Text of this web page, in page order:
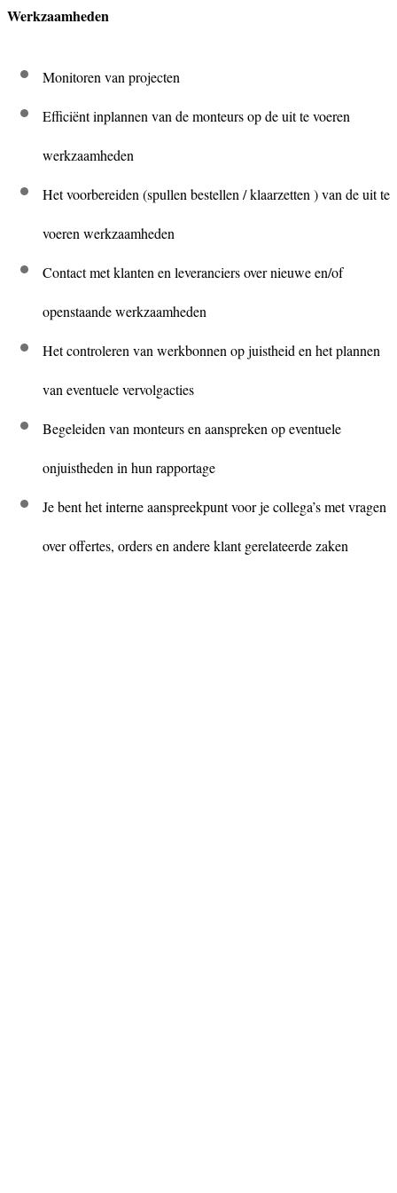
Werkzaamheden
Monitoren van projecten
Efficiënt inplannen van de monteurs op de uit te voeren
werkzaamheden
Het voorbereiden (spullen bestellen / klaarzetten ) van de uit te
voeren werkzaamheden
Contact met klanten en leveranciers over nieuwe en/of
openstaande werkzaamheden
Het controleren van werkbonnen op juistheid en het plannen
van eventuele vervolgacties
Begeleiden van monteurs en aanspreken op eventuele
onjuistheden in hun rapportage
Je bent het interne aanspreekpunt voor je collega’s met vragen
over offertes, orders en andere klant gerelateerde zaken